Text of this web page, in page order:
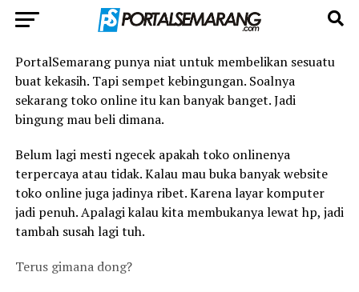
PortalSemarang punya niat untuk membelikan sesuatu
buat kekasih. Tapi sempet kebingungan. Soalnya
sekarang toko online itu kan banyak banget. Jadi
bingung mau beli dimana.
Belum lagi mesti ngecek apakah toko onlinenya
terpercaya atau tidak. Kalau mau buka banyak website
toko online juga jadinya ribet. Karena layar komputer
jadi penuh. Apalagi kalau kita membukanya lewat hp, jadi
tambah susah lagi tuh.
Terus gimana dong?